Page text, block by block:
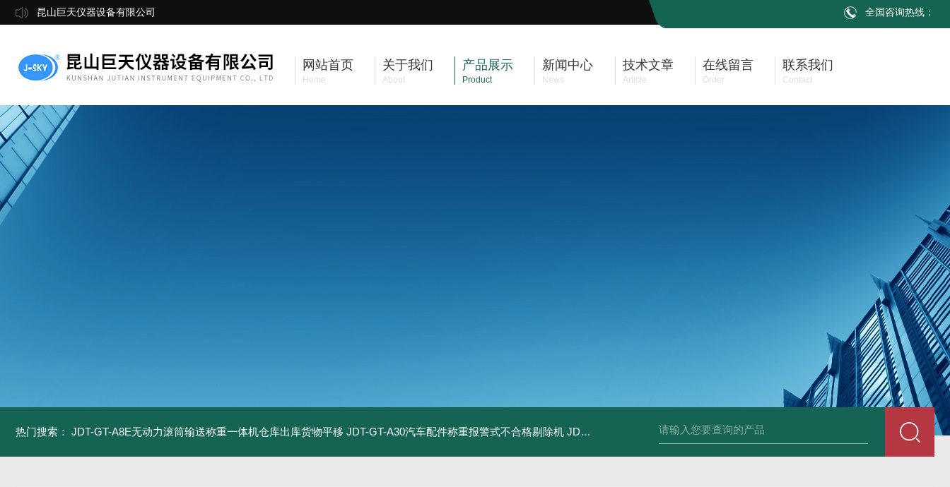
昆山巨天仪器设备有限公司 全国咨询热线：
网站首页
Home
关于我们
About
产品展示
Product
新闻中心
News
技术文章
Article
在线留言
Order
联系我们
Contact
热门搜索： JDT-GT-A8E无动力滚筒输送称重一体机仓库出库货物平移 JDT-GT-A30汽车配件称重报警式不合格剔除机 JDT-GT-A8E儿童玩具包装合规检测秤漏装配件报警滚筒称 JDT-WN-Q20S食品